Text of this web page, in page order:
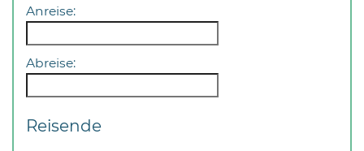
Anreise:
Abreise:
Reisende